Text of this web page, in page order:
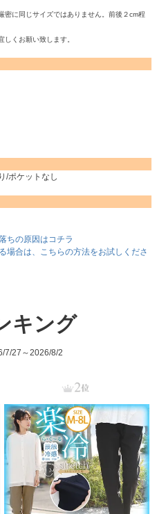
密に同じサイズではありません。前後２cm程
くお願い致します。
/ポケットなし
ちの原因はコチラ
場合は、こちらの方法をお試しくださ
キング
7/27～2026/8/2